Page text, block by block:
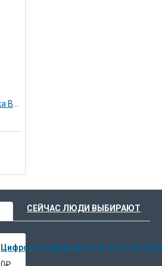
СЕЙЧАС ЛЮДИ ВЫБИРАЮТ
Цифровой дупликатор Ricoh Priport
0₽